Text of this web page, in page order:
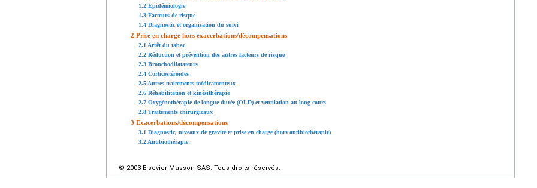
1.2 Epidémiologie
1.3 Facteurs de risque
1.4 Diagnostic et organisation du suivi
2 Prise en charge hors exacerbations/décompensations
2.1 Arrêt du tabac
2.2 Réduction et prévention des autres facteurs de risque
2.3 Bronchodilatateurs
2.4 Corticostéroïdes
2.5 Autres traitements médicamenteux
2.6 Réhabilitation et kinésithérapie
2.7 Oxygénothérapie de longue durée (OLD) et ventilation au long cours
2.8 Traitements chirurgicaux
3 Exacerbations/décompensations
3.1 Diagnostic, niveaux de gravité et prise en charge (hors antibiothérapie)
3.2 Antibiothérapie
© 2003 Elsevier Masson SAS. Tous droits réservés.